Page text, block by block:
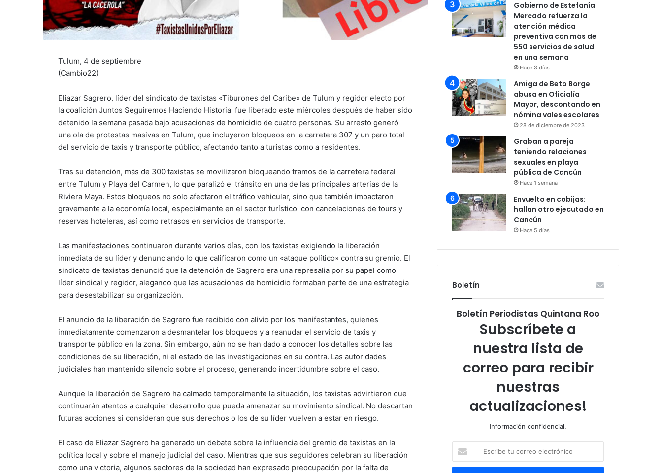
Tulum, 4 de septiembre
(Cambio22)
Eliazar Sagrero, líder del sindicato de taxistas «Tiburones del Caribe» de Tulum y regidor electo por
la coalición Juntos Seguiremos Haciendo Historia, fue liberado este miércoles después de haber sido
detenido la semana pasada bajo acusaciones de homicidio de cuatro personas. Su arresto generó
una ola de protestas masivas en Tulum, que incluyeron bloqueos en la carretera 307 y un paro total
del servicio de taxis y transporte público, afectando tanto a turistas como a residentes.
Tras su detención, más de 300 taxistas se movilizaron bloqueando tramos de la carretera federal
entre Tulum y Playa del Carmen, lo que paralizó el tránsito en una de las principales arterias de la
Riviera Maya. Estos bloqueos no solo afectaron el tráfico vehicular, sino que también impactaron
gravemente a la economía local, especialmente en el sector turístico, con cancelaciones de tours y
reservas hoteleras, así como retrasos en servicios de transporte.
Las manifestaciones continuaron durante varios días, con los taxistas exigiendo la liberación
inmediata de su líder y denunciando lo que calificaron como un «ataque político» contra su gremio. El
sindicato de taxistas denunció que la detención de Sagrero era una represalia por su papel como
líder sindical y regidor, alegando que las acusaciones de homicidio formaban parte de una estrategia
para desestabilizar su organización.
El anuncio de la liberación de Sagrero fue recibido con alivio por los manifestantes, quienes
inmediatamente comenzaron a desmantelar los bloqueos y a reanudar el servicio de taxis y
transporte público en la zona. Sin embargo, aún no se han dado a conocer los detalles sobre las
condiciones de su liberación, ni el estado de las investigaciones en su contra. Las autoridades
judiciales han mantenido silencio sobre el proceso, generando incertidumbre sobre el caso.
Aunque la liberación de Sagrero ha calmado temporalmente la situación, los taxistas advirtieron que
continuarán atentos a cualquier desarrollo que pueda amenazar su movimiento sindical. No descartan
futuras acciones si consideran que sus derechos o los de su líder vuelven a estar en riesgo.
El caso de Eliazar Sagrero ha generado un debate sobre la influencia del gremio de taxistas en la
política local y sobre el manejo judicial del caso. Mientras que sus seguidores celebran su liberación
como una victoria, algunos sectores de la sociedad han expresado preocupación por la falta de
Gobierno de Estefanía
Mercado refuerza la
atención médica
preventiva con más de
550 servicios de salud
en una semana
Hace 3 días
Amiga de Beto Borge
abusa en Oficialía
Mayor, descontando en
nómina vales escolares
28 de diciembre de 2023
Graban a pareja
teniendo relaciones
sexuales en playa
pública de Cancún
Hace 1 semana
Envuelto en cobijas:
hallan otro ejecutado en
Cancún
Hace 5 días
Boletín
Boletín Periodistas Quintana Roo
Subscríbete a
nuestra lista de
correo para recibir
nuestras
actualizaciones!
Información confidencial.
tu
correo